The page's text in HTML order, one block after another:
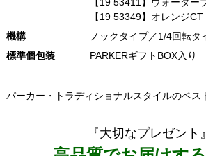
【19 53349】オレンジCT
機構
ノックタイプ／1/4回転タ
標準個包装
PARKERギフトBOX入り
パーカー・トラディショナルスタイルのベス
『大切なプレゼント